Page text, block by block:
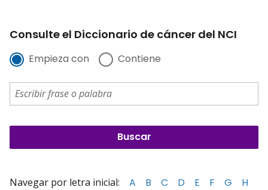
Consulte el Diccionario de cáncer del NCI
Empieza con Contiene
Navegar por letra inicial: A B C D E F G
H